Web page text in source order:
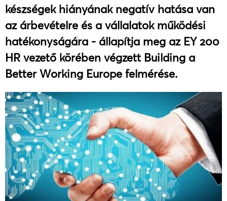
készségek hiányának negatív hatása van
az árbevételre és a vállalatok működési
hatékonyságára - állapítja meg az EY 200
HR vezető körében végzett Building a
Better Working Europe felmérése.